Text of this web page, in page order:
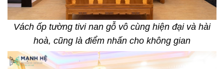
Vách ốp tường tivi nan gỗ vô cùng hiện đại và hài
hoà, cũng là điểm nhấn cho không gian